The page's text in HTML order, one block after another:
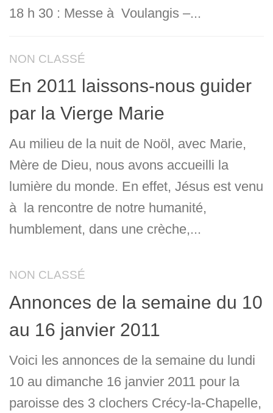
18 h 30 : Messe à Voulangis –...
NON CLASSÉ
En 2011 laissons-nous guider
par la Vierge Marie
Au milieu de la nuit de Noöl, avec Marie,
Mère de Dieu, nous avons accueilli la
lumière du monde. En effet, Jésus est venu
à la rencontre de notre humanité,
humblement, dans une crèche,...
NON CLASSÉ
Annonces de la semaine du 10
au 16 janvier 2011
Voici les annonces de la semaine du lundi
10 au dimanche 16 janvier 2011 pour la
paroisse des 3 clochers Crécy-la-Chapelle,